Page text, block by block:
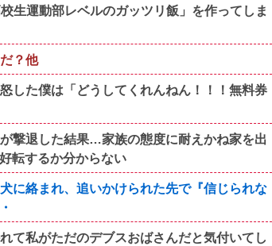
生運動部レベルのガッツリ飯」を作ってしま
？他
した僕は「どうしてくれんねん！！！無料券
撃退した結果…家族の態度に耐えかね家を出
転するか分からない
に絡まれ、追いかけられた先で『信じられな
て私がただのデブスおばさんだと気付いてし